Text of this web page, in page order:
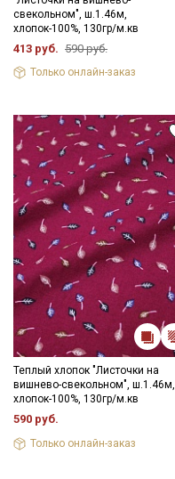
свекольном", ш.1.46м,
хлопок-100%, 130гр/м.кв
413 руб. 590 руб.
Только онлайн-заказ
Теплый хлопок "Листочки на
вишнево-свекольном", ш.1.46м,
хлопок-100%, 130гр/м.кв
590 руб.
Только онлайн-заказ